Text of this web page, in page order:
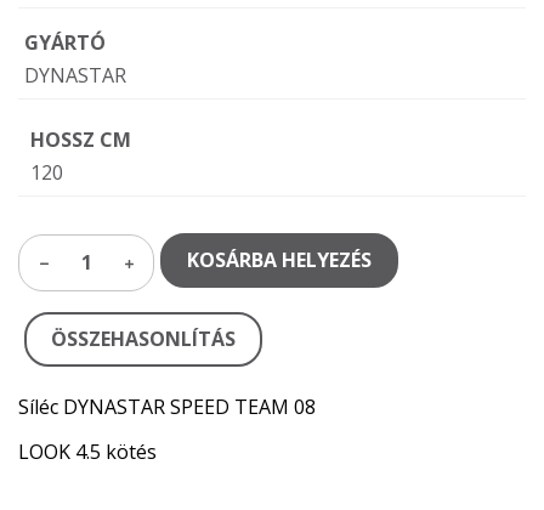
GYÁRTÓ
DYNASTAR
HOSSZ CM
120
1 KOSÁRBA HELYEZÉS
ÖSSZEHASONLÍTÁS
Síléc DYNASTAR SPEED TEAM 08
LOOK 4.5 kötés